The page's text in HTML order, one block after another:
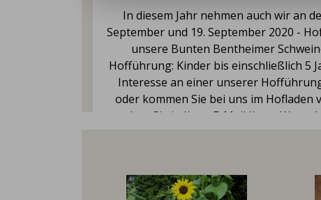
In diesem Jahr nehmen auch wir an
September und 19. September 2020 -
unsere Bunten Bentheimer
Hofführung: Kinder bis einschließlich 5
Interesse an einer unserer
oder kommen Sie bei uns im Hofladen
geben Sie in Ihrer E-Mail Ihren